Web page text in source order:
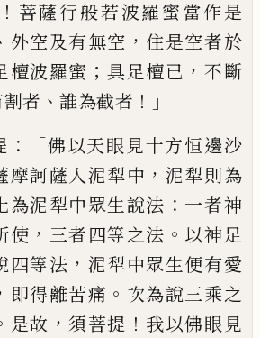
！ 菩薩行般若波羅蜜當作是
外空及有無空 ， 住是空者於
檀波羅蜜 ； 具足檀已 ， 不斷
者 、 誰為截者 ！」
：「佛以天眼見十方恒邊沙
摩訶薩入泥犁中 ， 泥犁則為
為泥犁中眾生說法 ： 一者神
使 ， 三者四等之法 。 以神足
四等法 ， 泥犁中眾生便有愛
即得離苦痛 。 次為說三乘之
是故 ， 須菩提 ！ 我以佛眼見